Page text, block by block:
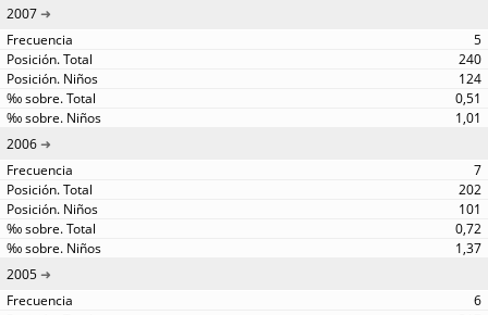
2007
5
240
124
0,51
1,01
2006
7
202
101
0,72
1,37
2005
6